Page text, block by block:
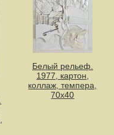
Белый рельеф.
1977, картон,
коллаж, темпера,
70х40